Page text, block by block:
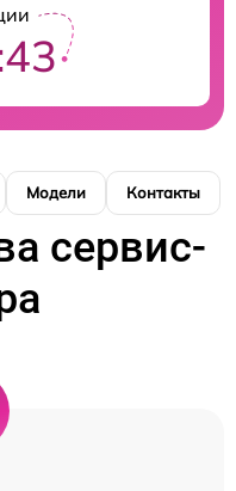
Модели Контакты
сервис-